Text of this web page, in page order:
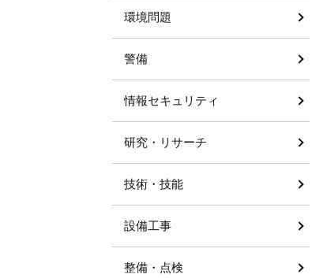
環境問題
警備
情報セキュリティ
研究・リサーチ
技術・技能
設備工事
整備・点検